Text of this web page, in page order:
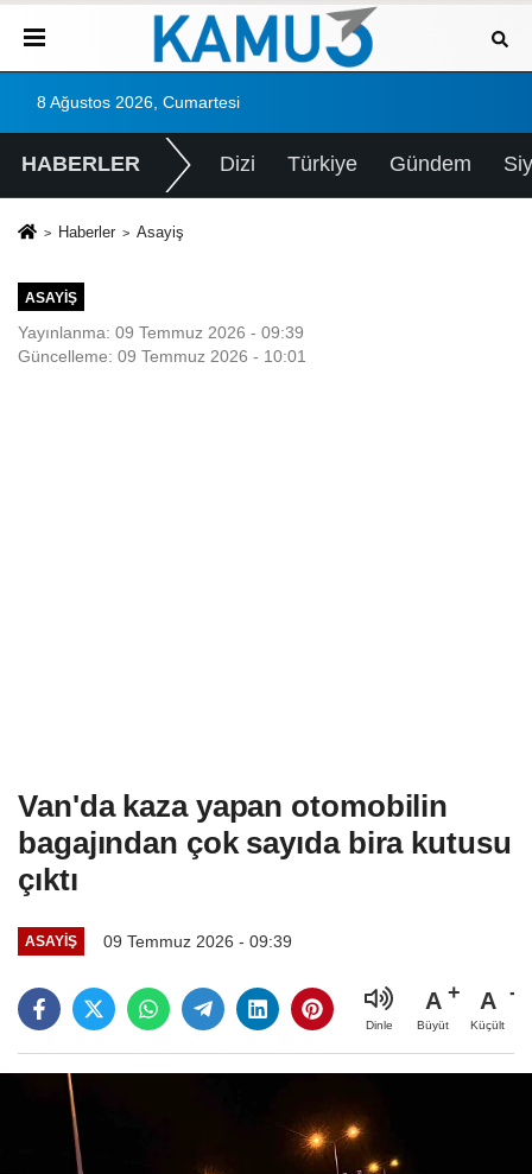
8 Ağustos 2026, Cumartesi
HABERLER Dizi Türkiye Gündem
Haberler Asayiş
ASAYIŞ
Yayınlanma: 09 Temmuz 2026 - 09:39
Güncelleme: 09 Temmuz 2026 - 10:01
Van'da kaza yapan otomobilin
bagajından çok sayıda bira kutusu
çıktı
ASAYIŞ 09 Temmuz 2026 - 09:39
Dinle
A
Büyüt
A
Küçült